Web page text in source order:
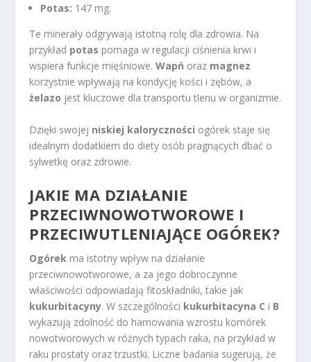
Potas: 147 mg.
Te minerały odgrywają istotną rolę dla zdrowia. Na
przykład potas pomaga w regulacji ciśnienia krwi i
wspiera funkcje mięśniowe.Wapń oraz magnez
korzystnie wpływają na kondycję kości i zębów, a
żelazo jest kluczowe dla transportu tlenu w organizmie.
Dzięki swojej niskiej kaloryczności ogórek staje się
idealnym dodatkiem do diety osób pragnących dbać o
sylwetkę oraz zdrowie.
JAKIE MA DZIAŁANIE
PRZECIWNOWOTWOROWE I
PRZECIWUTLENIAJĄCE OGÓREK?
Ogórek ma istotny wpływ na działanie
przeciwnowotworowe, a za jego dobroczynne
właściwości odpowiadają fitoskładniki, takie jak
kukurbitacyny. W szczególności kukurbitacyna C i B
wykazują zdolność do hamowania wzrostu komórek
nowotworowych w różnych typach raka, na przykład w
raku prostaty oraz trzustki. Liczne badania sugerują, że